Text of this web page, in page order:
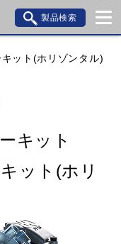
製品検索
ット(ホリゾンタル)
キット
ット(ホリ